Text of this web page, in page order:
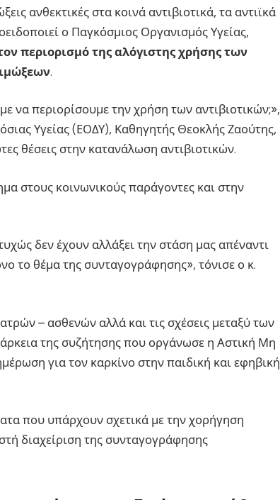
ανθεκτικές στα κοινά αντιβιοτικά, τα αντιϊκά
ο Παγκόσμιος Οργανισμός Υγείας,
περιορισμό της αλόγιστης χρήσης των
.
περιορίσουμε την χρήση των αντιβιοτικών;»,
Υγείας (ΕΟΔΥ), Καθηγητής Θεοκλής Ζαούτης,
θέσεις στην κατανάλωση αντιβιοτικών.
στους κοινωνικούς παράγοντες και στην
δεν έχουν αλλάξει την στάση μας απέναντι
το θέμα της συνταγογράφησης», τόνισε ο κ.
– ασθενών αλλά και τις σχέσεις μεταξύ των
της συζήτησης που οργάνωσε η Αστική Μη
για τον καρκίνο στην παιδική και εφηβική
που υπάρχουν σχετικά με την χορήγηση
διαχείριση της συνταγογράφησης